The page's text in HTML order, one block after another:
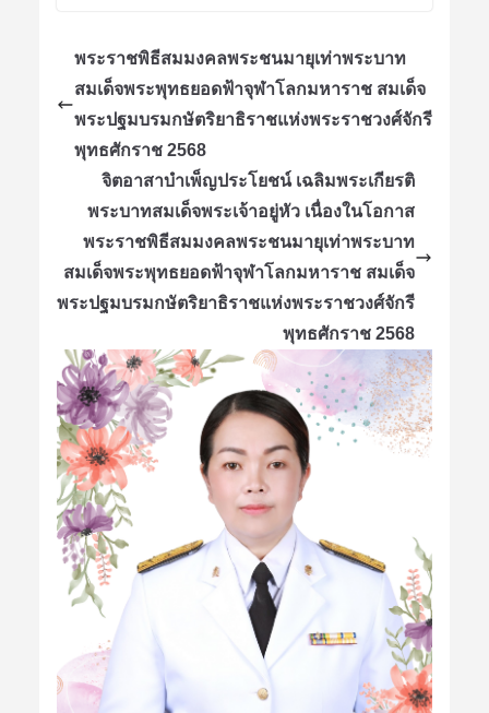
พระราชพิธีสมมงคลพระชนมายุเท่าพระบาท
สมเด็จพระพุทธยอดฟ้าจุฬาโลกมหาราช สมเด็จ
พระปฐมบรมกษัตริยาธิราชแห่งพระราชวงศ์จักรี
พุทธศักราช 2568
จิตอาสาบำเพ็ญประโยชน์ เฉลิมพระเกียรติ
พระบาทสมเด็จพระเจ้าอยู่หัว เนื่องในโอกาส
พระราชพิธีสมมงคลพระชนมายุเท่าพระบาท
สมเด็จพระพุทธยอดฟ้าจุฬาโลกมหาราช สมเด็จ
พระปฐมบรมกษัตริยาธิราชแห่งพระราชวงศ์จักรี
พุทธศักราช 2568